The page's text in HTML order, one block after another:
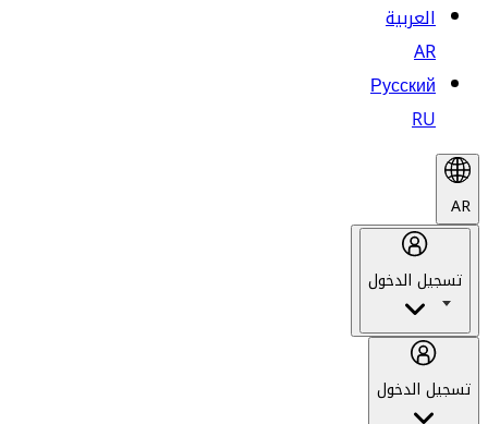
العربية
AR
Русский
RU
AR
تسجيل الدخول
تسجيل الدخول